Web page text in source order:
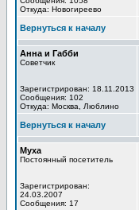
Откуда: Новогиреево
Вернуться к началу
Анна и Габби
Советчик
Зарегистрирован: 18.11.2013
Сообщения: 102
Откуда: Москва, Люблино
Вернуться к началу
Муха
Постоянный посетитель
Зарегистрирован:
24.03.2007
Сообщения: 17